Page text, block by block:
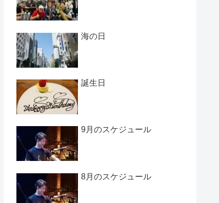
海の日
誕生日
9月のスケジュール
8月のスケジュール